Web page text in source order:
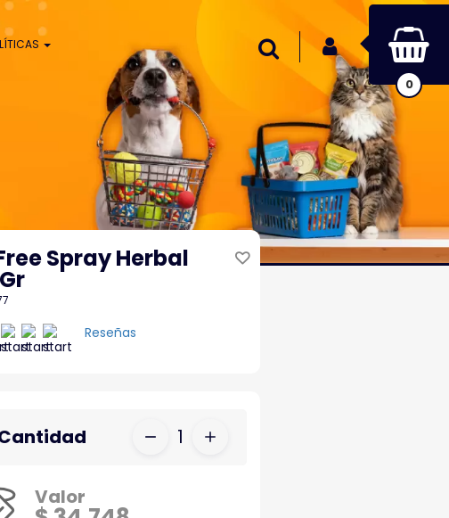
INICIAR SESIÓN
Buscar
0
Spray Herbal
Reseñas
1
Valor